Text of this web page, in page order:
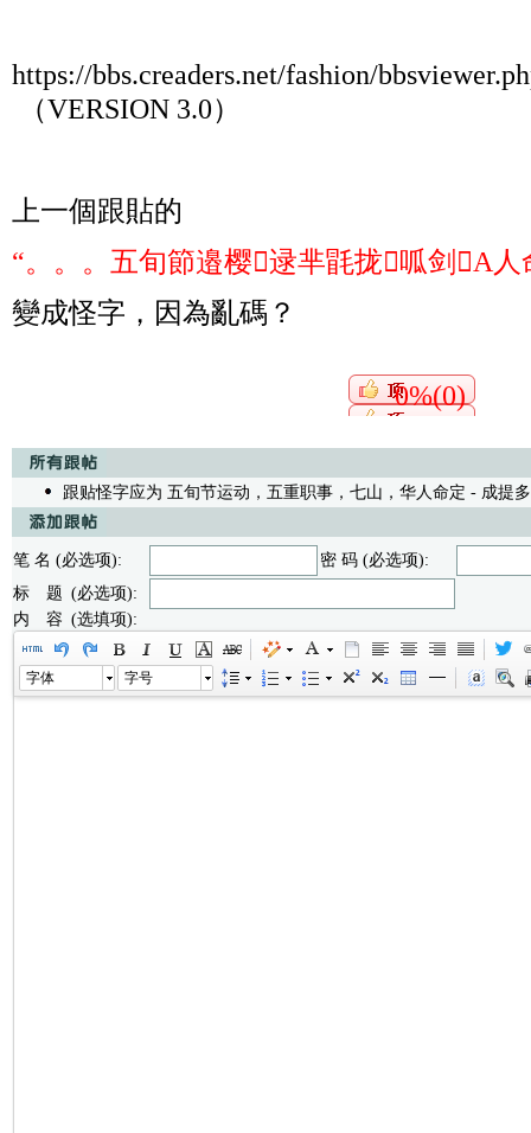
https://bbs.creaders.net/fashion/
（VERSION 3.0）
上一個跟貼的
“。。。五旬節邉樱逯芈毷拢呱剑A人
變成怪字，因為亂碼？
0%(0)
跟贴怪字应为 五旬节运动，五重职事，七山，华人命定 - 成提
笔 名 (必选项):
密 码 (必选项):
标 题 (必选项):
内 容 (选填项):
字体 字号